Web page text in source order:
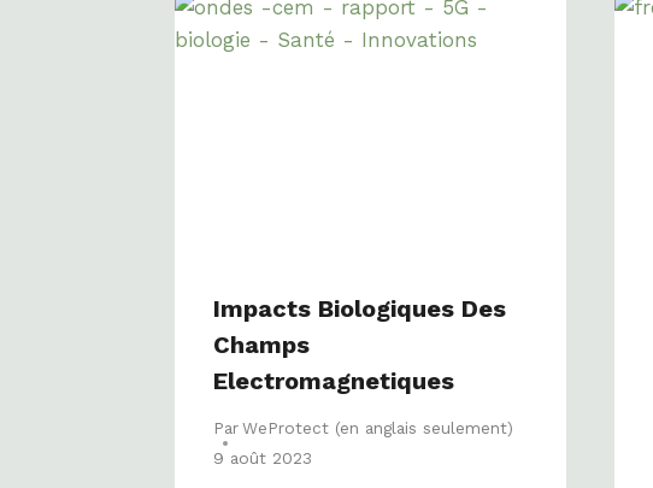
Impacts Biologiques Des
Champs
Electromagnetiques
ParWeProtect (en anglais seulement)
9 août 2023